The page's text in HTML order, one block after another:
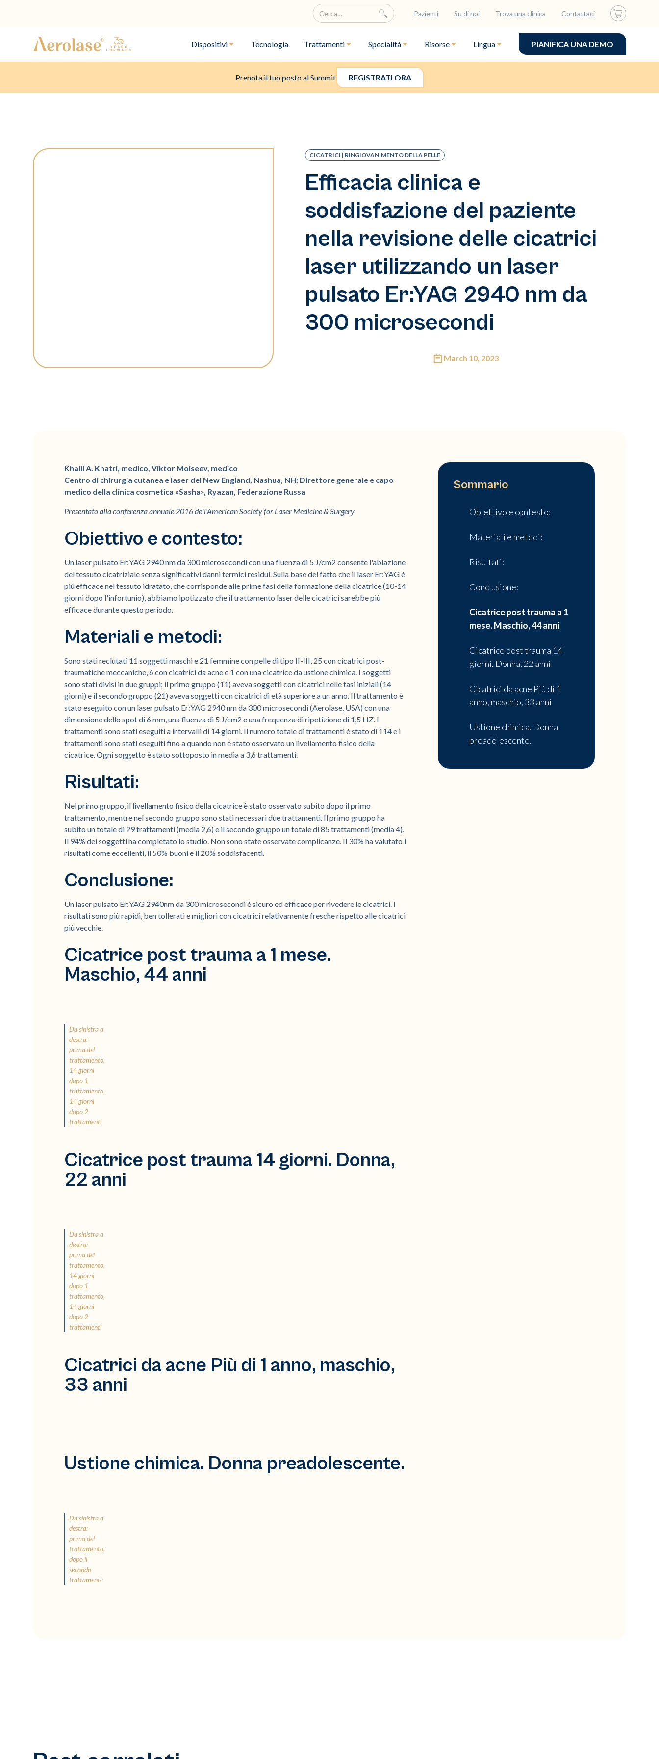
Pazienti Su di noi Trova una clinica Contattaci
Dispositivi Tecnologia Trattamenti Specialità Risorse Lingua PIANIFICA UNA DEMO
Prenota il tuo posto al Summit REGISTRATI ORA
CICATRICI | RINGIOVANIMENTO DELLA PELLE
Efficacia clinica e
soddisfazione del paziente
nella revisione delle cicatrici
laser utilizzando un laser
pulsato Er:YAG 2940 nm da
300 microsecondi
March 10, 2023
Khalil A. Khatri, medico, Viktor Moiseev, medico
Centro di chirurgia cutanea e laser del New England, Nashua, NH; Direttore generale e capo
medico della clinica cosmetica «Sasha», Ryazan, Federazione Russa
Presentato alla conferenza annuale 2016 dell'American Society for Laser Medicine & Surgery
Obiettivo e contesto:
Un laser pulsato Er:YAG 2940 nm da 300 microsecondi con una fluenza di 5 J/cm2 consente l'ablazione
del tessuto cicatriziale senza significativi danni termici residui. Sulla base del fatto che il laser Er:YAG è
più efficace nel tessuto idratato, che corrisponde alle prime fasi della formazione della cicatrice (10-14
giorni dopo l'infortunio), abbiamo ipotizzato che il trattamento laser delle cicatrici sarebbe più
efficace durante questo periodo.
Materiali e metodi:
Sono stati reclutati 11 soggetti maschi e 21 femmine con pelle di tipo II-III, 25 con cicatrici post-
traumatiche meccaniche, 6 con cicatrici da acne e 1 con una cicatrice da ustione chimica. I soggetti
sono stati divisi in due gruppi; il primo gruppo (11) aveva soggetti con cicatrici nelle fasi iniziali (14
giorni) e il secondo gruppo (21) aveva soggetti con cicatrici di età superiore a un anno. Il trattamento è
stato eseguito con un laser pulsato Er:YAG 2940 nm da 300 microsecondi (Aerolase, USA) con una
dimensione dello spot di 6 mm, una fluenza di 5 J/cm2 e una frequenza di ripetizione di 1,5 HZ. I
trattamenti sono stati eseguiti a intervalli di 14 giorni. Il numero totale di trattamenti è stato di 114 e i
trattamenti sono stati eseguiti fino a quando non è stato osservato un livellamento fisico della
cicatrice. Ogni soggetto è stato sottoposto in media a 3,6 trattamenti.
Risultati:
Nel primo gruppo, il livellamento fisico della cicatrice è stato osservato subito dopo il primo
trattamento, mentre nel secondo gruppo sono stati necessari due trattamenti. Il primo gruppo ha
subito un totale di 29 trattamenti (media 2,6) e il secondo gruppo un totale di 85 trattamenti (media 4).
Il 94% dei soggetti ha completato lo studio. Non sono state osservate complicanze. Il 30% ha valutato i
risultati come eccellenti, il 50% buoni e il 20% soddisfacenti.
Conclusione:
Un laser pulsato Er:YAG 2940nm da 300 microsecondi è sicuro ed efficace per rivedere le cicatrici. I
risultati sono più rapidi, ben tollerati e migliori con cicatrici relativamente fresche rispetto alle cicatrici
più vecchie.
Cicatrice post trauma a 1 mese.
Maschio, 44 anni
Da sinistra a
destra:
prima del
trattamento,
14 giorni
dopo 1
trattamento,
14 giorni
dopo 2
trattamenti.
Cicatrice post trauma 14 giorni. Donna,
22 anni
Da sinistra a
destra:
prima del
trattamento,
14 giorni
dopo 1
trattamento,
14 giorni
dopo 2
trattamenti.
Cicatrici da acne Più di 1 anno, maschio,
33 anni
Ustione chimica. Donna preadolescente.
Da sinistra a
destra:
prima del
trattamento,
dopo il
secondo
trattamento.
Sommario
Obiettivo e contesto:
Materiali e metodi:
Risultati:
Conclusione:
Cicatrice post trauma a 1
mese. Maschio, 44 anni
Cicatrice post trauma 14
giorni. Donna, 22 anni
Cicatrici da acne Più di 1
anno, maschio, 33 anni
Ustione chimica. Donna
preadolescente.